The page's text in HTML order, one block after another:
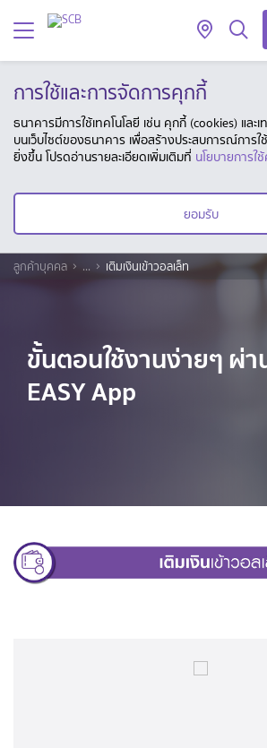
การใช้และการจัดการคุกกี้
ธนาคารมีการใช้เทคโนโลยี เช่น คุกกี้ (cookies) แล
บนเว็บไซต์ของธนาคาร เพื่อสร้างประสบการณ์การใ
ยิ่งขึ้น โปรดอ่านรายละเอียดเพิ่มเติมที่ นโยบายการ
ยอมรับ
ลูกค้าบุคคล ... เติมเงินเข้าวอลเล็ท
ขั้นตอนใช้งานง่ายๆ ผ่า
EASY App